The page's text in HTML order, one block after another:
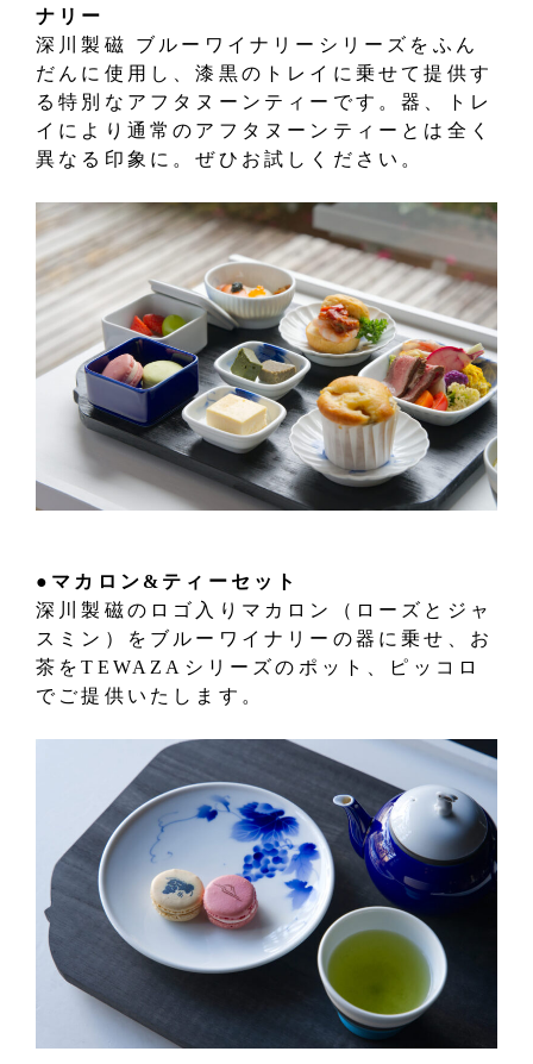
ナリー
深川製磁 ブルーワイナリーシリーズをふん
だんに使用し、漆黒のトレイに乗せて提供す
る特別なアフタヌーンティーです。器、トレ
イにより通常のアフタヌーンティーとは全く
異なる印象に。ぜひお試しください。
●マカロン&ティーセット
深川製磁のロゴ入りマカロン（ローズとジャ
スミン）をブルーワイナリーの器に乗せ、お
茶をTEWAZAシリーズのポット、ピッコロ
でご提供いたします。